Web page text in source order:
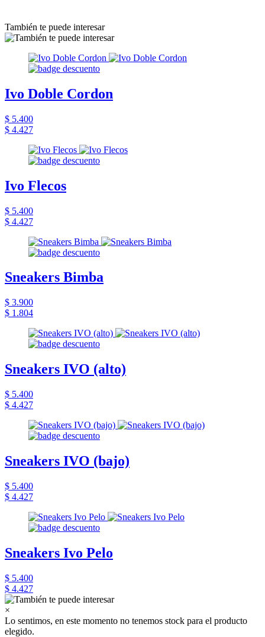
También te puede interesar
Ivo Doble Cordon
$ 5.400
$ 4.427
Ivo Flecos
$ 5.400
$ 4.427
Sneakers Bimba
$ 3.900
$ 1.804
Sneakers IVO (alto)
$ 5.400
$ 4.427
Sneakers IVO (bajo)
$ 5.400
$ 4.427
Sneakers Ivo Pelo
$ 5.400
$ 4.427
×
Lo sentimos, en este momento no tenemos stock para el producto
elegido.